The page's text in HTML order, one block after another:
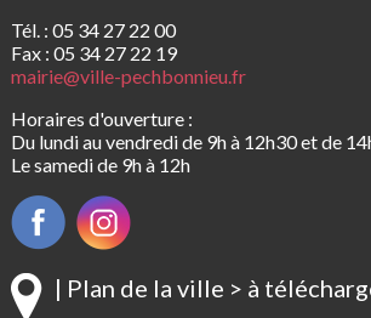
Tél. : 05 34 27 22 00
Fax : 05 34 27 22 19
mairie@ville-pechbonnieu.fr
Horaires d'ouverture :
Du lundi au vendredi de 9h à 12h30 et de
Le samedi de 9h à 12h
| Plan de la ville > à